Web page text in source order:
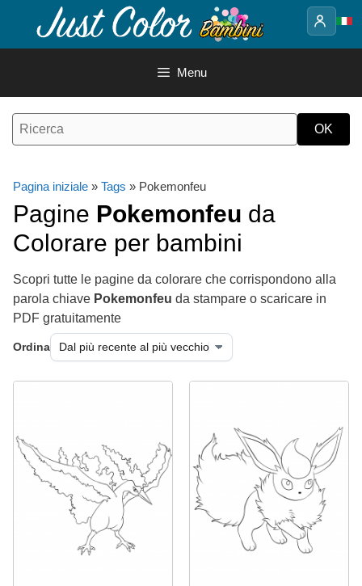
contenuto
Menu
Pagina iniziale » Tags » Pokemonfeu
Pagine Pokemonfeu da
Colorare per bambini
Scopri tutte le pagine da colorare che corrispondono alla
parola chiave Pokemonfeu da stampare o scaricare in
PDF gratuitamente
Ordina